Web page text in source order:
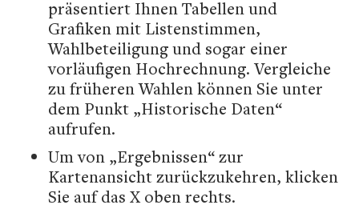
präsentiert Ihnen Tabellen und
Grafiken mit Listenstimmen,
Wahlbeteiligung und sogar einer
vorläufigen Hochrechnung. Vergleiche
zu früheren Wahlen können Sie unter
dem Punkt „Historische Daten“
aufrufen.
Um von „Ergebnissen“ zur
Kartenansicht zurückzukehren, klicken
Sie auf das X oben rechts.